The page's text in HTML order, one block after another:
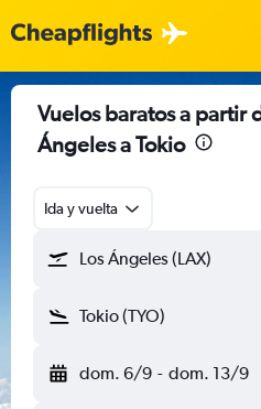
Vuelos baratos a partir
Ángeles a Tokio
Ida y vuelta
Los Ángeles (LAX)
Tokio (TYO)
dom. 6/9 - dom. 13/9